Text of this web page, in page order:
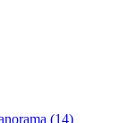
(14)